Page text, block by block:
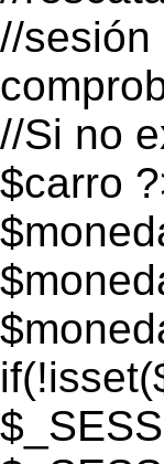
//sesión
//Si no
$carro